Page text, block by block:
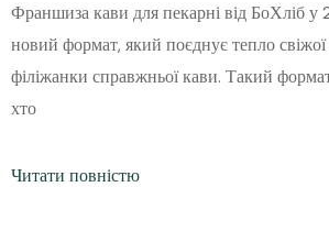
Франшиза кави для пекарні від БоХліб
новий формат, який поєднує тепло
філіжанки справжньої кави. Такий
хто
Читати повністю